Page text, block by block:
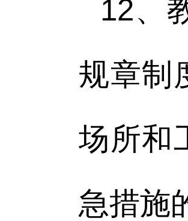
12、
规章制
场所和
急措施